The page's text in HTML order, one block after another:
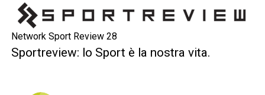
Network Sport Review 28
Sportreview: lo Sport è la nostra vita.